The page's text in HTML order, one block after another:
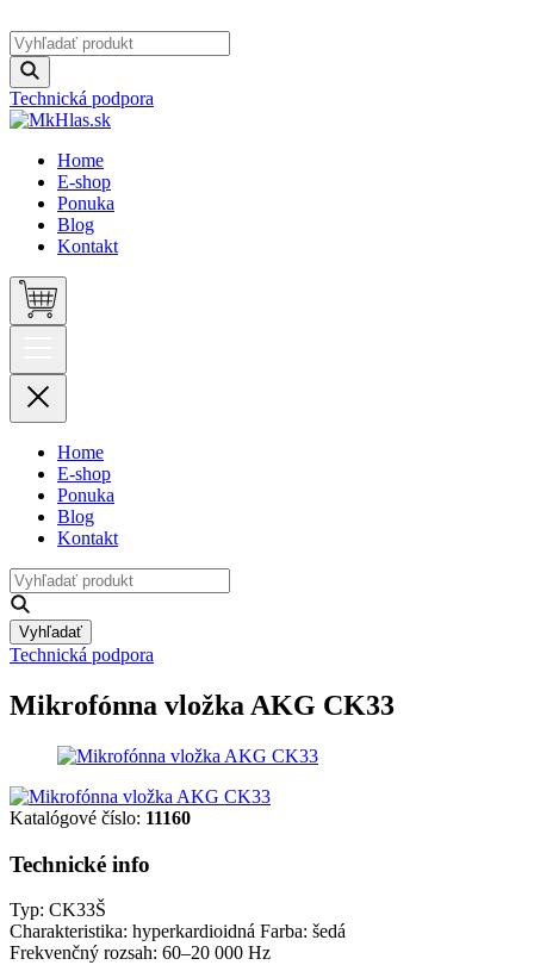
Technická podpora
Home
E-shop
Ponuka
Blog
Kontakt
Home
E-shop
Ponuka
Blog
Kontakt
Vyhľadať
Technická podpora
Mikrofónna vložka AKG CK33
Katalógové číslo: 11160
Technické info
Typ: CK33Š
Charakteristika: hyperkardioidná Farba: šedá
Frekvenčný rozsah: 60–20 000 Hz